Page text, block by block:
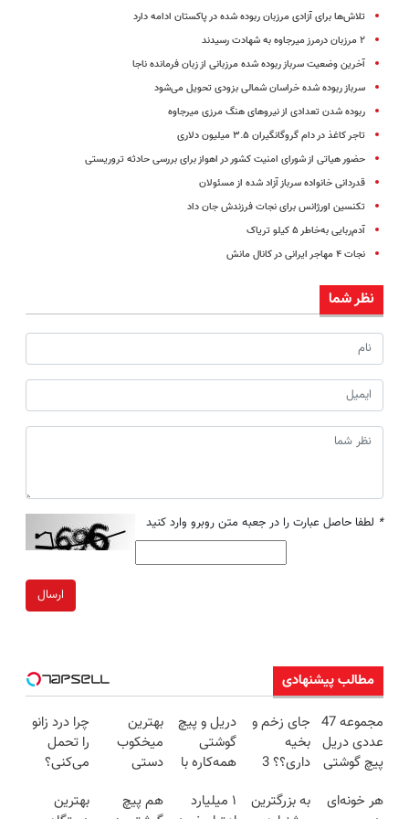
تلاش‌ها برای آزادی مرزبان ربوده شده در پاکستان ادامه دارد
۲ مرزبان درمرز میرجاوه به شهادت رسیدند
آخرین وضعیت سرباز ربوده شده مرزبانی از زبان فرمانده ناجا
سرباز ربوده شده خراسان شمالی بزودی تحویل می‌شود
ربوده شدن تعدادی از نیروهای هنگ مرزی میرجاوه
تاجر کاغذ در دام گروگانگیران ۳.۵ میلیون دلاری
حضور هیاتی از شورای امنیت کشور در اهواز برای بررسی حادثه تروریستی
قدردانی خانواده سرباز آزاد شده از مسئولان
تکنسین اورژانس برای نجات فرزندش جان داد
آدم‌ربایی به‌خاطر ۵ کیلو تریاک
نجات ۴ مهاجر ایرانی در کانال مانش
نظر شما
* لطفا حاصل عبارت را در جعبه متن روبرو وارد کنید
ارسال
مطالب پیشنهادی
مجموعه 47
عددی دریل
پیچ گوشتی
(تخفیف به
جای زخم و
بخیه
داری؟؟ 3
محوش کن!
دریل و پیچ
گوشتی
همه‌کاره با
هوشمند ⚙️
بهترین
میخکوب
دستی
ضمات و
چرا درد زانو
را تحمل
می‌کنی؟
درمنزل
هر خونه‌ای
به بزرگترین
۱ میلیارد
هم پیچ
بهترین